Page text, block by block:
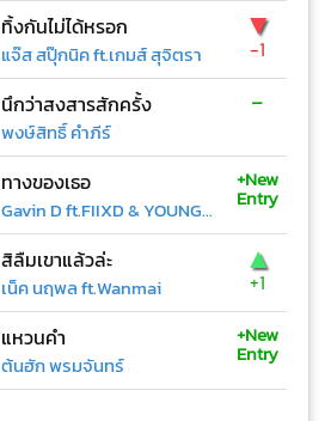
ทิ้งกันไม่ได้หรอก
แจ๊ส สปุ๊กนิค ft.เกมส์ สุจิตรา
▼
-1
นึกว่าสงสารสักครั้ง
พงษ์สิทธิ์ คำภีร์
-
ทางของเธอ
Gavin D ft.FIIXD & YOUNGOHM
+New
Entry
สิลืมเขาแล้วล่ะ
เน็ค นฤพล ft.Wanmai
▲
+1
แหวนคำ
ต้นฮัก พรมจันทร์
+New
Entry